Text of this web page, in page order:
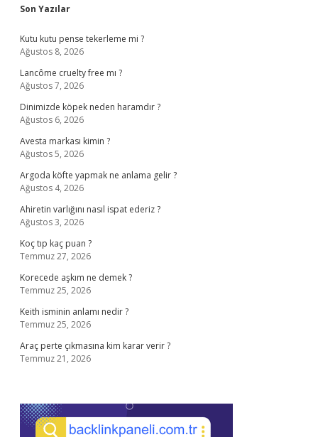
Sidebar
Son Yazılar
Kutu kutu pense tekerleme mi ?
Ağustos 8, 2026
Lancôme cruelty free mı ?
Ağustos 7, 2026
Dinimizde köpek neden haramdır ?
Ağustos 6, 2026
Avesta markası kimin ?
Ağustos 5, 2026
Argoda köfte yapmak ne anlama gelir ?
Ağustos 4, 2026
Ahiretin varlığını nasıl ispat ederiz ?
Ağustos 3, 2026
Koç tıp kaç puan ?
Temmuz 27, 2026
Korecede aşkım ne demek ?
Temmuz 25, 2026
Keith isminin anlamı nedir ?
Temmuz 25, 2026
Araç perte çıkmasına kim karar verir ?
Temmuz 21, 2026